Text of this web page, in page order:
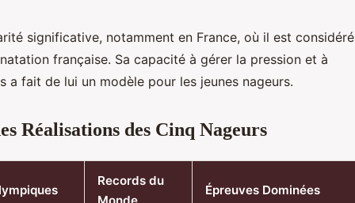
significative, notamment en France, où il est considéré
française. Sa capacité à gérer la pression et à
a fait de lui un modèle pour les jeunes nageurs.
Réalisations des Cinq Nageurs
Records du
Épreuves Dominées